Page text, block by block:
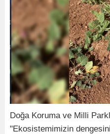
Doğa Koruma ve Milli
"Ekosistemimizin